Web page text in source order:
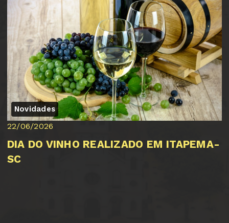
Novidades
22/06/2026
DIA DO VINHO REALIZADO EM ITAPEMA-
SC